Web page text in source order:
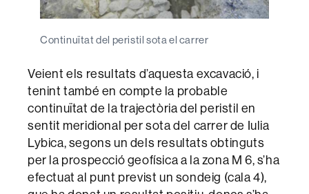
Continuïtat del peristil sota el carrer
Veient els resultats d’aquesta excavació, i
tenint també en compte la probable
continuïtat de la trajectòria del peristil en
sentit meridional per sota del carrer de Iulia
Lybica, segons un dels resultats obtinguts
per la prospecció geofísica a la zona M 6, s’ha
efectuat al punt previst un sondeig (cala 4),